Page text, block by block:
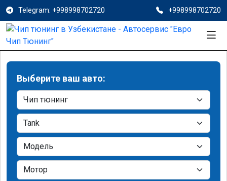
Telegram: +998998702720 +998998702720
Выберите ваш авто: